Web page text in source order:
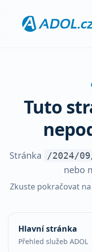
Tuto
Stránka /2024/
nebo
Zkuste pokračovat
Hlavní stránka
Přehled služeb ADOL